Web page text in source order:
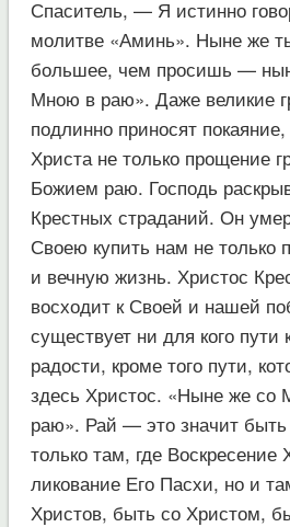
Спаситель, — Я истинно
молитве «Аминь». Ныне же
большее, чем просишь —
Мною в раю». Даже великие
подлинно приносят
Христа не только прощение
Божием раю. Господь
Крестных страданий. Он
Своею купить нам не только
и вечную жизнь. Христос
восходит к Своей и нашей
существует ни для кого пути
радости, кроме того пути,
здесь Христос. «Ныне же
раю». Рай — это значит
только там, где Воскресение
ликование Его Пасхи, но и
Христов, быть со Христом,